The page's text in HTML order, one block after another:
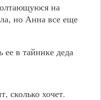
на
но Анна все еще
ее в тайнике деда
сколько хочет.